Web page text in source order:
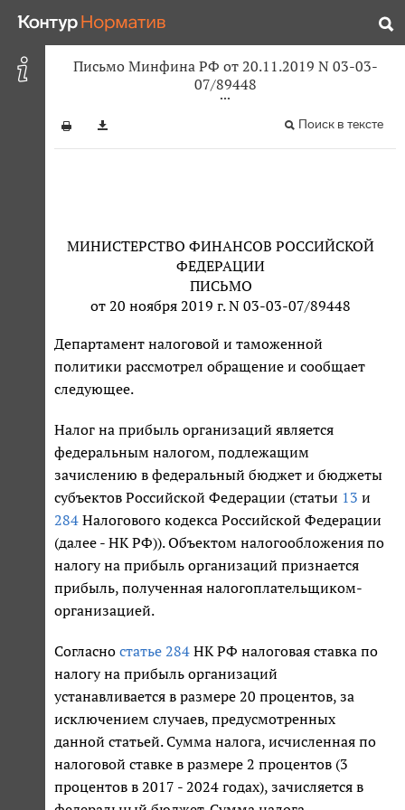
Письмо Минфина РФ от 20.11.2019 N 03-03-
07/89448
Поиск в тексте
МИНИСТЕРСТВО ФИНАНСОВ РОССИЙСКОЙ
ФЕДЕРАЦИИ
ПИСЬМО
от 20 ноября 2019 г. N 03-03-07/89448
Департамент налоговой и таможенной
политики рассмотрел обращение и сообщает
следующее.
Налог на прибыль организаций является
федеральным налогом, подлежащим
зачислению в федеральный бюджет и бюджеты
субъектов Российской Федерации (статьи 13 и
284 Налогового кодекса Российской Федерации
(далее - НК РФ)). Объектом налогообложения по
налогу на прибыль организаций признается
прибыль, полученная налогоплательщиком-
организацией.
Согласно статье 284 НК РФ налоговая ставка по
налогу на прибыль организаций
устанавливается в размере 20 процентов, за
исключением случаев, предусмотренных
данной статьей. Сумма налога, исчисленная по
налоговой ставке в размере 2 процентов (3
процентов в 2017 - 2024 годах), зачисляется в